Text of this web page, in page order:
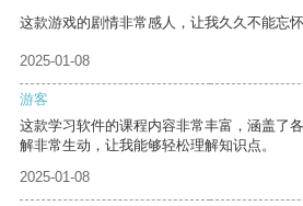
这款游戏的剧情非常感人，让我久久不能忘怀
2025-01-08
游客
这款学习软件的课程内容非常丰富，涵盖了
解非常生动，让我能够轻松理解知识点。
2025-01-08